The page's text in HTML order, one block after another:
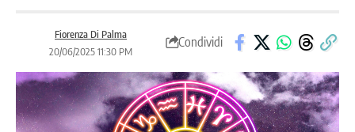
Fiorenza Di Palma
20/06/2025 11:30 PM
Condividi